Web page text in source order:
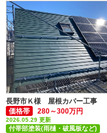
長野市Ｋ様 屋根カバー工事
価格帯
280～300万円
2026.05.29 更新
付帯部塗装(雨樋・破風板など)